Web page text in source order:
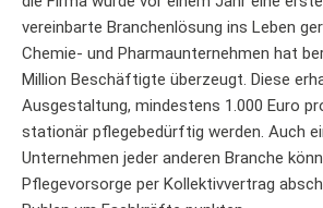
vereinbarte Branchenlösung ins Leben
Chemie- und Pharmaunternehmen hat
Million Beschäftigte überzeugt. Diese
Ausgestaltung, mindestens 1.000 Euro
stationär pflegebedürftig werden. Auch
Unternehmen jeder anderen Branche
Pflegevorsorge per Kollektivvertrag